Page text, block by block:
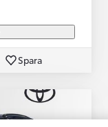
Spara